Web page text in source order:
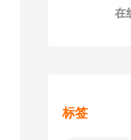
在
标签